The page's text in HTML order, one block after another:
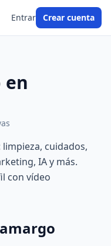
Entrar Crear cuenta
en
limpieza, cuidados,
IA y más.
con vídeo